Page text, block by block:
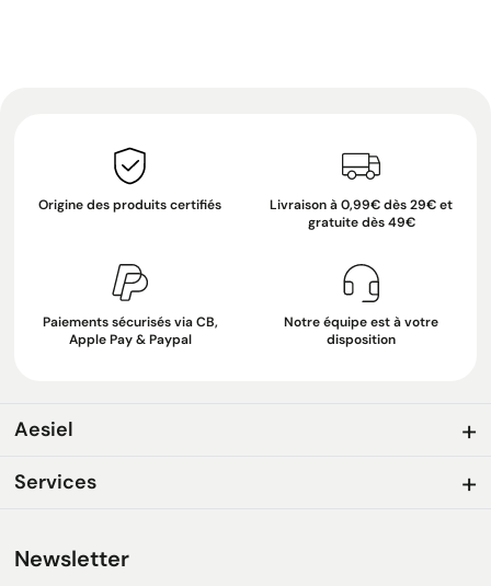
Origine des produits certifiés
Livraison à 0,99€ dès 29€ et
gratuite dès 49€
Paiements sécurisés via CB,
Apple Pay & Paypal
Notre équipe est à votre
disposition
Aesiel
Services
Newsletter